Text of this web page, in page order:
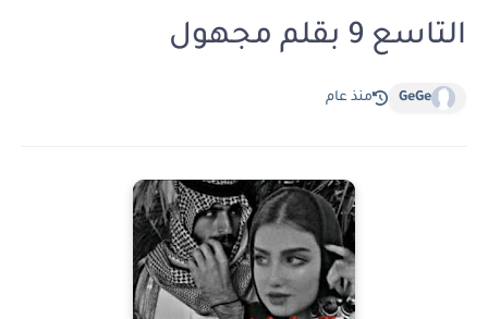
التاسع 9 بقلم مجهول
GeGe منذ عام